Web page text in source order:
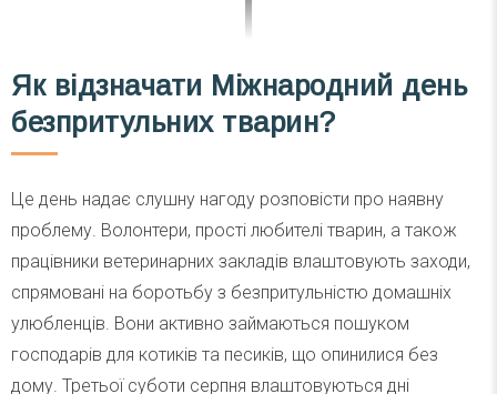
Як відзначати Міжнародний день
безпритульних тварин?
Це день надає слушну нагоду розповісти про наявну
проблему. Волонтери, прості любителі тварин, а також
працівники ветеринарних закладів влаштовують заходи,
спрямовані на боротьбу з безпритульністю домашніх
улюбленців. Вони активно займаються пошуком
господарів для котиків та песиків, що опинилися без
дому. Третьої суботи серпня влаштовуються дні